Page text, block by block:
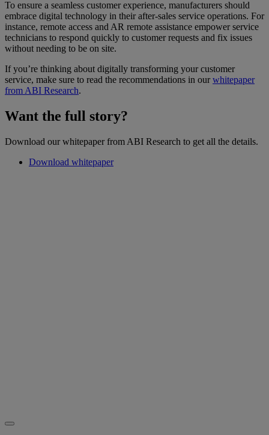
To ensure a seamless customer experience, manufacturers should
embrace digital technology in their after-sales service operations. For
instance, remote access and AR remote assistance empower service
technicians to respond quickly to customer requests and fix issues
without needing to be on site.
If you’re thinking about digitally transforming your customer
service, make sure to read the recommendations in ourwhitepaper
from ABI Research.
Want the full story?
Download our whitepaper from ABI Research to get all the details.
Download whitepaper